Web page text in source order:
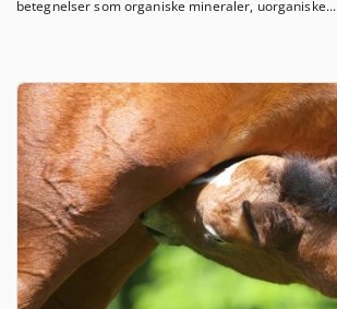
betegnelser som organiske mineraler, uorganiske...